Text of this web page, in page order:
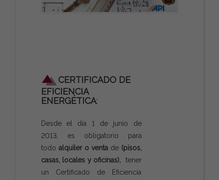
CERTIFICADO DE
EFICIENCIA
ENERGÉTICA:
Desde el día 1 de junio de
2013, es obligatorio para
todo alquiler o ventade (pisos,
casas, locales y oficinas), tener
un Certificado de Eficiencia